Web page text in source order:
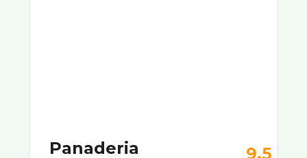
Panaderia
9.5